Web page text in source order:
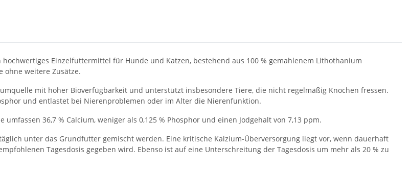
Einzelfuttermittel für Hunde und Katzen, bestehend aus 100 % gemahlenem Lithothanium
ohne weitere Zusätze.
mit hoher Bioverfügbarkeit und unterstützt insbesondere Tiere, die nicht regelmäßig Knochen fressen.
und entlastet bei Nierenproblemen oder im Alter die Nierenfunktion.
umfassen 36,7 % Calcium, weniger als 0,125 % Phosphor und einen Jodgehalt von 7,13 ppm.
unter das Grundfutter gemischt werden. Eine kritische Kalzium-Überversorgung liegt vor, wenn dauerhaft
Tagesdosis gegeben wird. Ebenso ist auf eine Unterschreitung der Tagesdosis um mehr als 20 % zu